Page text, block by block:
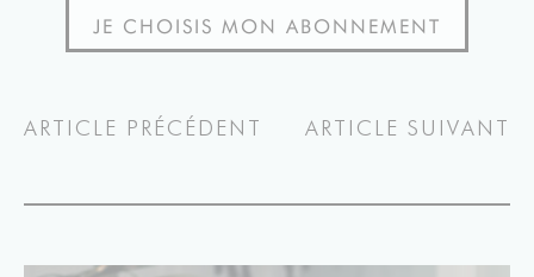
JE CHOISIS MON ABONNEMENT
ARTICLE PRÉCÉDENT ARTICLE SUIVANT